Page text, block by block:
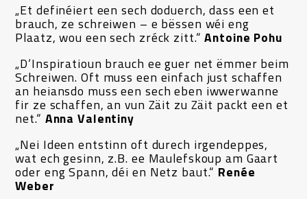
„Et definéiert een sech doduerch, dass een et
brauch, ze schreiwen – e bëssen wéi eng
Plaatz, wou een sech zréck zitt.“Antoine Pohu
„D‘Inspiratioun brauch ee guer net ëmmer beim
Schreiwen. Oft muss een einfach just schaffen
an heiansdo muss een sech eben iwwerwanne
fir ze schaffen, an vun Zäit zu Zäit packt een et
net.“ Anna Valentiny
„Nei Ideen entstinn oft durech irgendeppes,
wat ech gesinn, z.B. ee Maulefskoup am Gaart
oder eng Spann, déi en Netz baut.“Renée
Weber